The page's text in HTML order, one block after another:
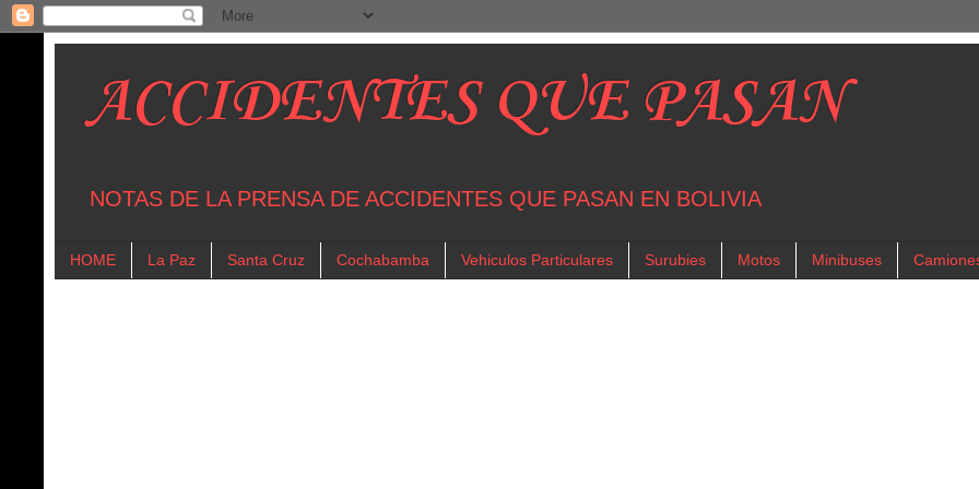
ACCIDENTES QUE PASAN
NOTAS DE LA PRENSA DE ACCIDENTES QUE PASAN EN BOLIVIA
HOME La Paz Santa Cruz Cochabamba Vehiculos Particulares Surubies Motos Minibuses